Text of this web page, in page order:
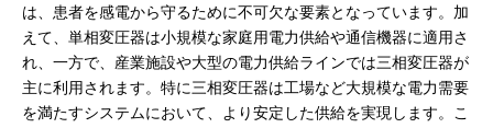
は、患者を感電から守るために不可欠な要素となっています。加
えて、単相変圧器は小規模な家庭用電力供給や通信機器に適用さ
れ、一方で、産業施設や大型の電力供給ラインでは三相変圧器が
主に利用されます。特に三相変圧器は工場など大規模な電力需要
を満たすシステムにおいて、より安定した供給を実現します。こ